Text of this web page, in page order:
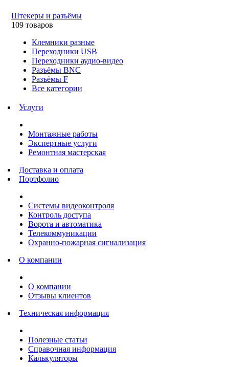
Штекеры и разъёмы
109 товаров
Клемники разные
Переходники USB
Переходники аудио-видео
Разъёмы BNC
Разъёмы F
Все категории
Услуги
Монтажные работы
Экспертные услуги
Ремонтная мастерская
Доставка и оплата
Портфолио
Системы видеоконтроля
Контроль доступа
Ворота и автоматика
Телекоммуникации
Охранно-пожарная сигнализация
О компании
О компании
Отзывы клиентов
Техническая информация
Полезные статьи
Справочная информация
Калькуляторы